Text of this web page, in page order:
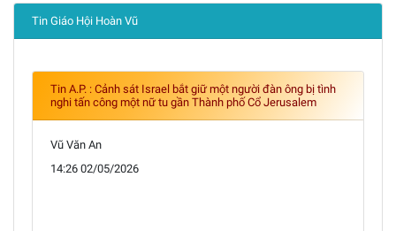
Tin Giáo Hội Hoàn Vũ
Tin A.P. : Cảnh sát Israel bắt giữ một người đàn ông bị tình
nghi tấn công một nữ tu gần Thành phố Cổ Jerusalem
Vũ Văn An
14:26 02/05/2026